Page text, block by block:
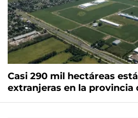
Casi 290 mil hectáreas
extranjeras en la provincia